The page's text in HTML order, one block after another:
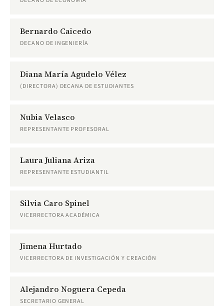
Bernardo Caicedo
DECANO DE INGENIERÍA
Diana María Agudelo Vélez
(DIRECTORA) DECANA DE ESTUDIANTES
Nubia Velasco
REPRESENTANTE PROFESORAL
Laura Juliana Ariza
REPRESENTANTE ESTUDIANTIL
Silvia Caro Spinel
VICERRECTORA ACADÉMICA
Jimena Hurtado
VICERRECTORA DE INVESTIGACIÓN Y CREACIÓN
Alejandro Noguera Cepeda
SECRETARIO GENERAL